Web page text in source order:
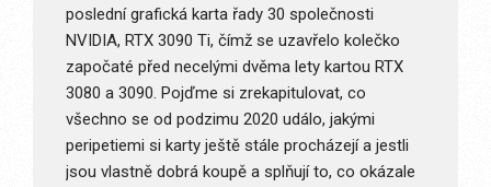
poslední grafická karta řady 30 společnosti
NVIDIA, RTX 3090 Ti, čímž se uzavřelo kolečko
započaté před necelými dvěma lety kartou RTX
3080 a 3090. Pojďme si zrekapitulovat, co
všechno se od podzimu 2020 událo, jakými
peripetiemi si karty ještě stále procházejí a jestli
jsou vlastně dobrá koupě a splňují to, co okázale